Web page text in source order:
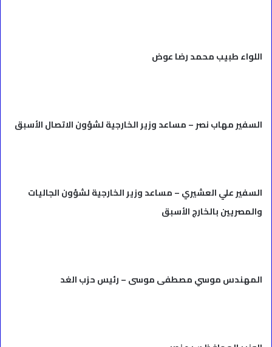
اللواء طبيب محمد رضا عوض
السفير مهاب نصر – مساعد وزير الخارجية لشؤون الاتصال الأسبق
السفير علي العشيري – مساعد وزير الخارجية لشؤون الجاليات
والمصريين بالخارج الأسبق
المهندس موسي مصطفى موسى – رئيس حزب الغد